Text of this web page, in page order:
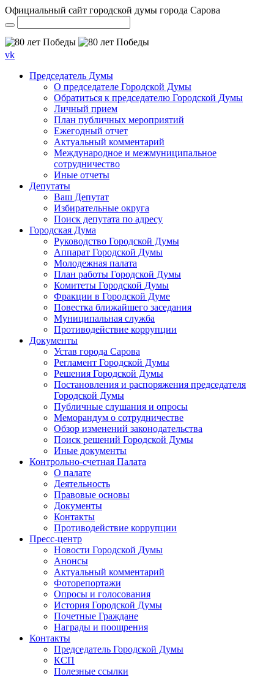
Официальный сайт городской думы города Сарова
vk
Председатель Думы
О председателе Городской Думы
Обратиться к председателю Городской Думы
Личный прием
План публичных мероприятий
Ежегодный отчет
Актуальный комментарий
Международное и межмуниципальное
сотрудничество
Иные отчеты
Депутаты
Ваш Депутат
Избирательные округа
Поиск депутата по адресу
Городская Дума
Руководство Городской Думы
Аппарат Городской Думы
Молодежная палата
План работы Городской Думы
Комитеты Городской Думы
Фракции в Городской Думе
Повестка ближайшего заседания
Муниципальная служба
Противодействие коррупции
Документы
Устав города Сарова
Регламент Городской Думы
Решения Городской Думы
Постановления и распоряжения председателя
Городской Думы
Публичные слушания и опросы
Меморандум о сотрудничестве
Обзор изменений законодательства
Поиск решений Городской Думы
Иные документы
Контрольно-счетная Палата
О палате
Деятельность
Правовые основы
Документы
Контакты
Противодействие коррупции
Пресс-центр
Новости Городской Думы
Анонсы
Актуальный комментарий
Фоторепортажи
Опросы и голосования
История Городской Думы
Почетные Граждане
Награды и поощрения
Контакты
Председатель Городской Думы
КСП
Полезные ссылки